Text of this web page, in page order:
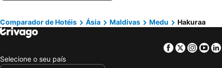
Atol Felidhoo, Medhu-Uthuru Hotéis
Comparador de Hotéis Ásia Maldivas Medu Hakuraa
Facebook
Twitter
Selecione o seu país